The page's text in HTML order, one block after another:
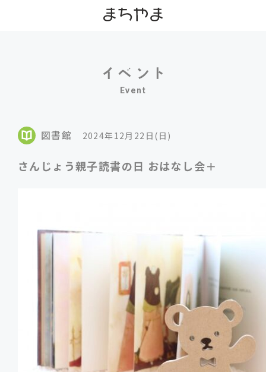
Event
図書館 2024年12月22日(日)
さんじょう親子読書の日 おはなし会＋